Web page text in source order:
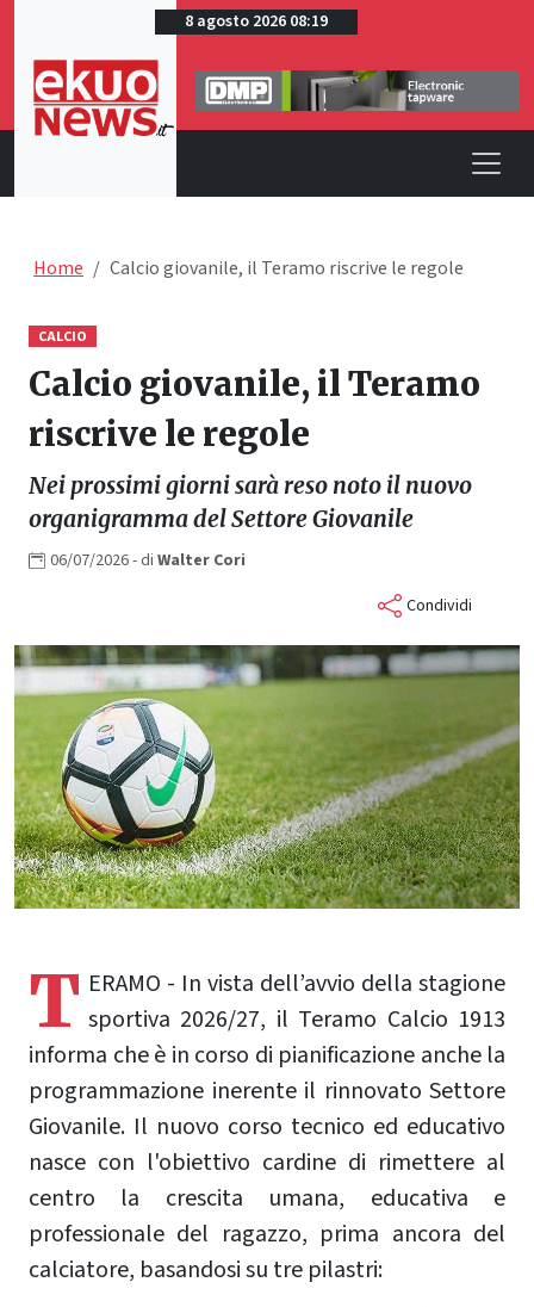
8 agosto 2026 08:19
Home Calcio giovanile, il Teramo riscrive le regole
CALCIO
Calcio giovanile, il Teramo
riscrive le regole
Nei prossimi giorni sarà reso noto il nuovo
organigramma del Settore Giovanile
06/07/2026- di Walter Cori
Condividi
T ERAMO - In vista dell’avvio della stagione
sportiva 2026/27, il Teramo Calcio 1913
informa che è in corso di pianificazione anche la
programmazione inerente il rinnovato Settore
Giovanile. Il nuovo corso tecnico ed educativo
nasce con l'obiettivo cardine di rimettere al
centro la crescita umana, educativa e
professionale del ragazzo, prima ancora del
calciatore, basandosi su tre pilastri: